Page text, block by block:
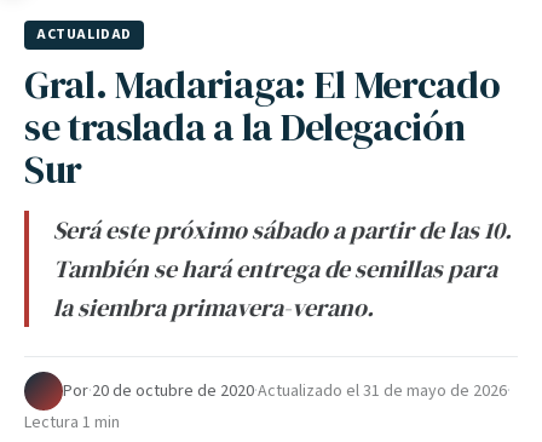
ACTUALIDAD
Gral. Madariaga: El Mercado
se traslada a la Delegación
Sur
Será este próximo sábado a partir de las 10.
También se hará entrega de semillas para
la siembra primavera-verano.
Por·20 de octubre de 2020·Actualizado el31 de mayo de 2026·
Lectura 1 min